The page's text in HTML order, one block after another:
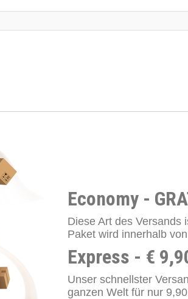
Economy -
Diese Art des Versands
Paket wird innerhalb
Express - €
Unser schnellster
ganzen Welt für nur